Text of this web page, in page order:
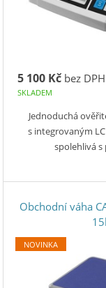
5 100 Kč bez DPH
SKLADEM
Jednoduchá
s integrovaným
spolehlivá
Obchodní váha
NOVINKA